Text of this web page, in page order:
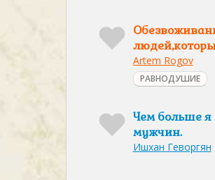
Artem Rogov
РАВНОДУШИЕ
Чем больше
мужчин.
Ишхан Геворгян